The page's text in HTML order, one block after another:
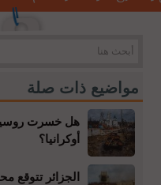
مواضيع ذات صلة
أوكرانيا؟
الجزائر تتوقع